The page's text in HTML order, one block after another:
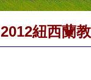
2012紐西蘭